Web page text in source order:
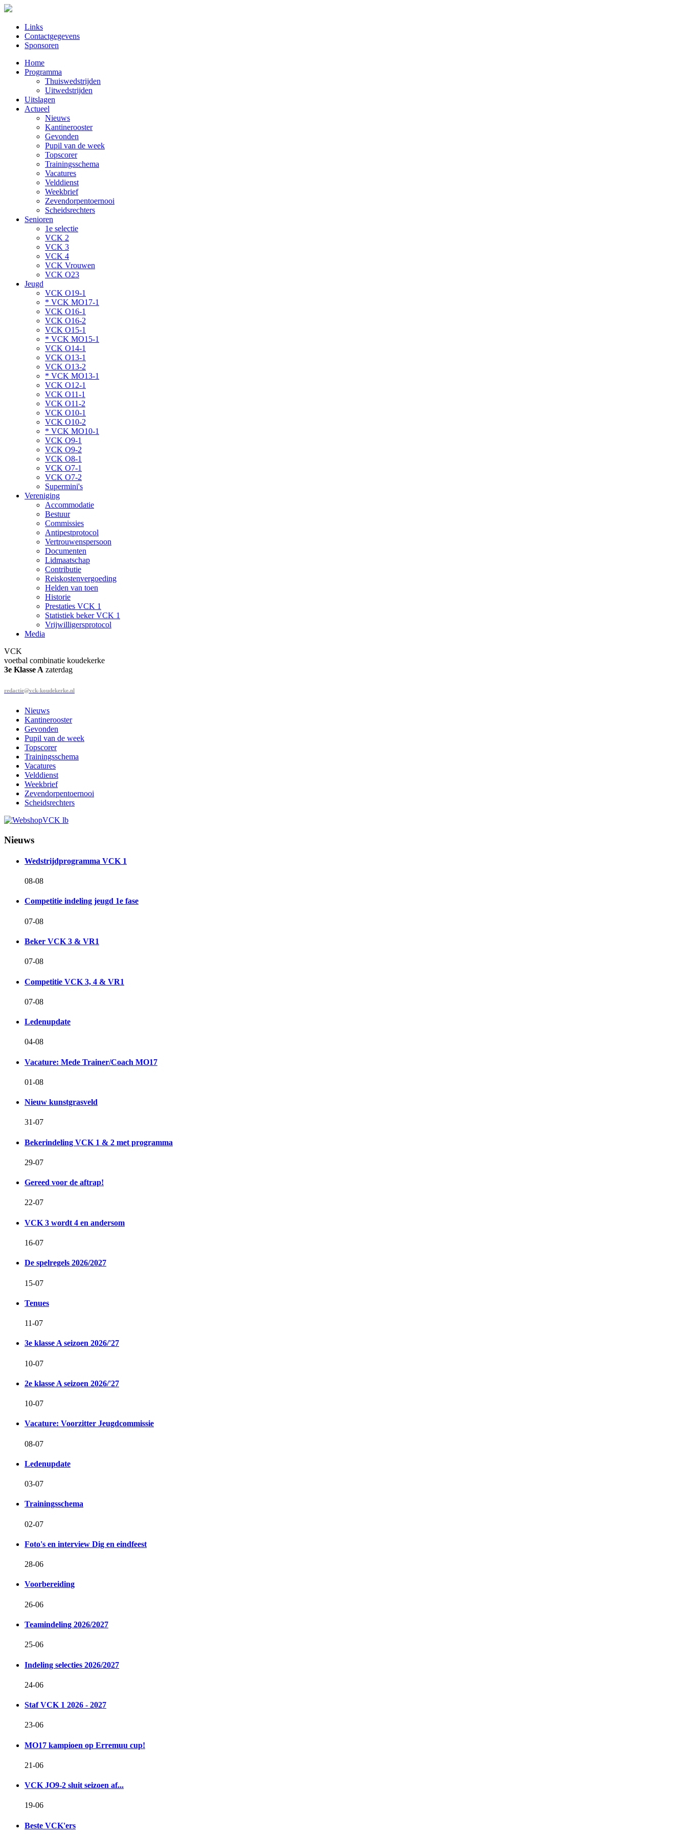
Links
Contactgegevens
Sponsoren
Home
Programma
Thuiswedstrijden
Uitwedstrijden
Uitslagen
Actueel
Nieuws
Kantinerooster
Gevonden
Pupil van de week
Topscorer
Trainingsschema
Vacatures
Velddienst
Weekbrief
Zevendorpentoernooi
Scheidsrechters
Senioren
1e selectie
VCK 2
VCK 3
VCK 4
VCK Vrouwen
VCK O23
Jeugd
VCK O19-1
* VCK MO17-1
VCK O16-1
VCK O16-2
VCK O15-1
* VCK MO15-1
VCK O14-1
VCK O13-1
VCK O13-2
* VCK MO13-1
VCK O12-1
VCK O11-1
VCK O11-2
VCK O10-1
VCK O10-2
* VCK MO10-1
VCK O9-1
VCK O9-2
VCK O8-1
VCK O7-1
VCK O7-2
Supermini's
Vereniging
Accommodatie
Bestuur
Commissies
Antipestprotocol
Vertrouwenspersoon
Documenten
Lidmaatschap
Contributie
Reiskostenvergoeding
Helden van toen
Historie
Prestaties VCK 1
Statistiek beker VCK 1
Vrijwilligersprotocol
Media
VCK
voetbal combinatie koudekerke
3e Klasse A zaterdag
redactie@vck-koudekerke.nl
Nieuws
Kantinerooster
Gevonden
Pupil van de week
Topscorer
Trainingsschema
Vacatures
Velddienst
Weekbrief
Zevendorpentoernooi
Scheidsrechters
Nieuws
Wedstrijdprogramma VCK 1
08-08
Competitie indeling jeugd 1e fase
07-08
Beker VCK 3 & VR1
07-08
Competitie VCK 3, 4 & VR1
07-08
Ledenupdate
04-08
Vacature: Mede Trainer/Coach MO17
01-08
Nieuw kunstgrasveld
31-07
Bekerindeling VCK 1 & 2 met programma
29-07
Gereed voor de aftrap!
22-07
VCK 3 wordt 4 en andersom
16-07
De spelregels 2026/2027
15-07
Tenues
11-07
3e klasse A seizoen 2026/'27
10-07
2e klasse A seizoen 2026/'27
10-07
Vacature: Voorzitter Jeugdcommissie
08-07
Ledenupdate
03-07
Trainingsschema
02-07
Foto's en interview Dig en eindfeest
28-06
Voorbereiding
26-06
Teamindeling 2026/2027
25-06
Indeling selecties 2026/2027
24-06
Staf VCK 1 2026 - 2027
23-06
MO17 kampioen op Erremuu cup!
21-06
VCK JO9-2 sluit seizoen af...
19-06
Beste VCK'ers